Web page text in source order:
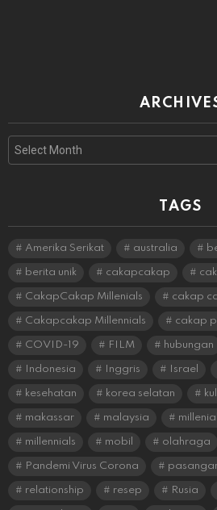
TAGS
Amerika Serikat australia
berita unik cakapcakap
CakapCakap Millenials cakap
Cakapcakap Millennials cakap
COVID-19 FILM hubungan
Indonesia Inggris Israel
kesehatan korea selatan
makassar malaysia
millennials mobil olahraga
Pandemi Virus Corona
relationship resep Rusia